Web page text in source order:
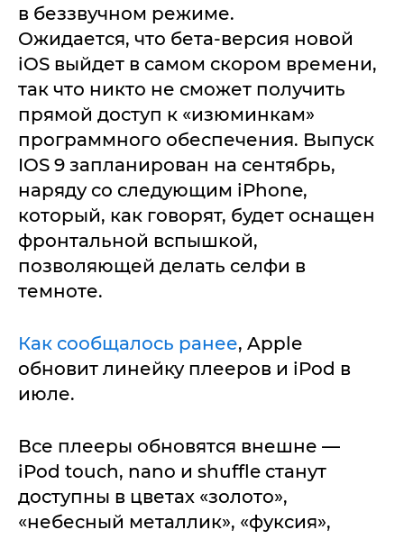
в беззвучном режиме.
Ожидается, что бета-версия новой
iOS выйдет в самом скором времени,
так что никто не сможет получить
прямой доступ к «изюминкам»
программного обеспечения. Выпуск
IOS 9 запланирован на сентябрь,
наряду со следующим iPhone,
который, как говорят, будет оснащен
фронтальной вспышкой,
позволяющей делать селфи в
темноте.
Как сообщалось ранее, Apple
обновит линейку плееров и iPod в
июле.
Все плееры обновятся внешне —
iPod touch, nano и shuffle станут
доступны в цветах «золото»,
«небесный металлик», «фуксия»,